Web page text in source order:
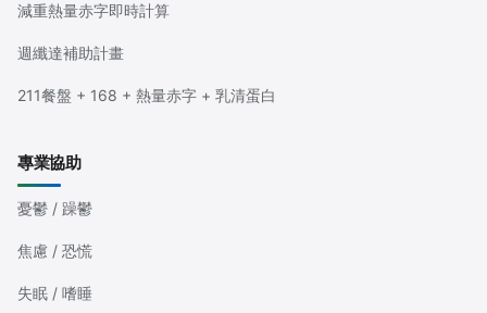
減重熱量赤字即時計算
週纖達補助計畫
211餐盤 + 168 + 熱量赤字 + 乳清蛋白
專業協助
憂鬱 / 躁鬱
焦慮 / 恐慌
失眠 / 嗜睡